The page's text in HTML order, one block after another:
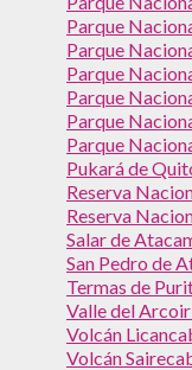
Parque
Parque
Parque
Parque
Parque
Parque
Pukará de
Reserva
Reserva
Salar de
San Pedro de
Termas de
Valle del
Volcán
Volcán